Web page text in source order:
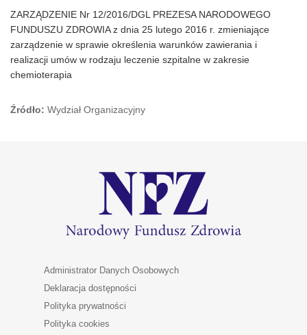
ZARZĄDZENIE Nr 12/2016/DGL PREZESA NARODOWEGO
FUNDUSZU ZDROWIA z dnia 25 lutego 2016 r. zmieniające
zarządzenie w sprawie określenia warunków zawierania i
realizacji umów w rodzaju leczenie szpitalne w zakresie
chemioterapia
Źródło: Wydział Organizacyjny
Administrator Danych Osobowych
Deklaracja dostępności
Polityka prywatności
Polityka cookies